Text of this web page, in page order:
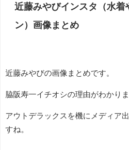
近藤みやびインスタ（水着
ン）画像まとめ
近藤みやびの画像まとめです。
脇阪寿一イチオシの理由がわかりま
アウトデラックスを機にメディア
すね。